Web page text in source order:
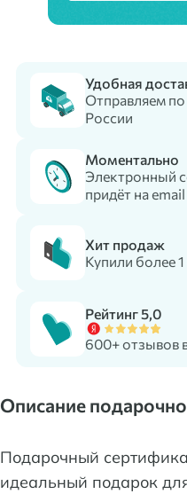
Удобная
Отправляем по
России
Моментально
Электронный
придёт на
Хит продаж
Купили более
Рейтинг 5,0
600+ отзывов
Описание
Подарочный
идеальный подарок